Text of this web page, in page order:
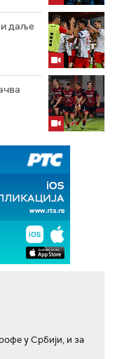
и даље
у Србији, и за